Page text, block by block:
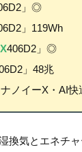
」◎
」119Wh
X406D2」◎
」48兆
ノイーX・AI快
換気とエネチャ